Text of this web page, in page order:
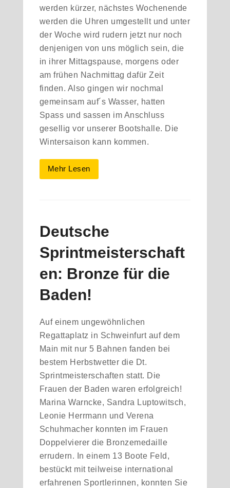
werden kürzer, nächstes Wochenende
werden die Uhren umgestellt und unter
der Woche wird rudern jetzt nur noch
denjenigen von uns möglich sein, die
in ihrer Mittagspause, morgens oder
am frühen Nachmittag dafür Zeit
finden. Also gingen wir nochmal
gemeinsam auf´s Wasser, hatten
Spass und sassen im Anschluss
gesellig vor unserer Bootshalle. Die
Wintersaison kann kommen.
Mehr Lesen
Deutsche
Sprintmeisterschaft
en: Bronze für die
Baden!
Auf einem ungewöhnlichen
Regattaplatz in Schweinfurt auf dem
Main mit nur 5 Bahnen fanden bei
bestem Herbstwetter die Dt.
Sprintmeisterschaften statt. Die
Frauen der Baden waren erfolgreich!
Marina Warncke, Sandra Luptowitsch,
Leonie Herrmann und Verena
Schuhmacher konnten im Frauen
Doppelvierer die Bronzemedaille
errudern. In einem 13 Boote Feld,
bestückt mit teilweise international
erfahrenen Sportlerinnen, konnten Sie